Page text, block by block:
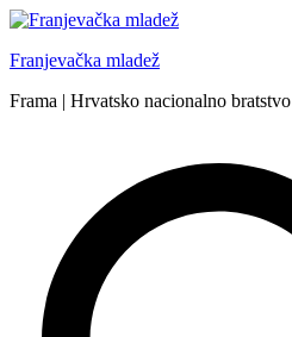
Skip
content
Franjevačka mladež
Frama | Hrvatsko nacionalno bratstvo